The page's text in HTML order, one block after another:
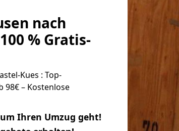
nach
% Gratis-
Kues : Top-
– Kostenlose
Ihren Umzug geht!